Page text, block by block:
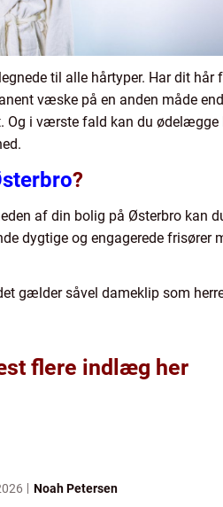
til alle hårtyper. Har dit
væske på en anden måde
Og i værste fald kan du
?
af din bolig på Østerbro kan
dygtige og engagerede frisører
gælder såvel dameklip som
flere indlæg her
Noah Petersen